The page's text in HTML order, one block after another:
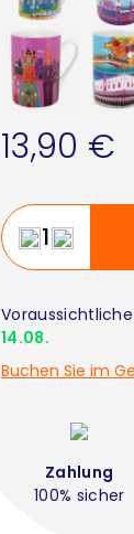
13,90 €
14.08.
Buchen Sie im
Zahlung
100% sicher